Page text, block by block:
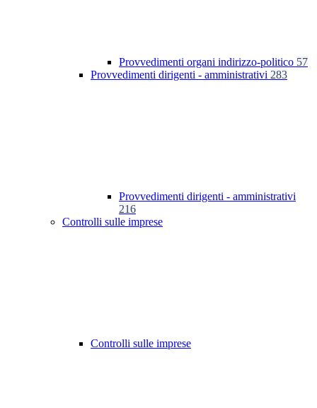
Provvedimenti organi indirizzo-politico 57
Provvedimenti dirigenti - amministrativi 283
Provvedimenti dirigenti - amministrativi
216
Controlli sulle imprese
Controlli sulle imprese